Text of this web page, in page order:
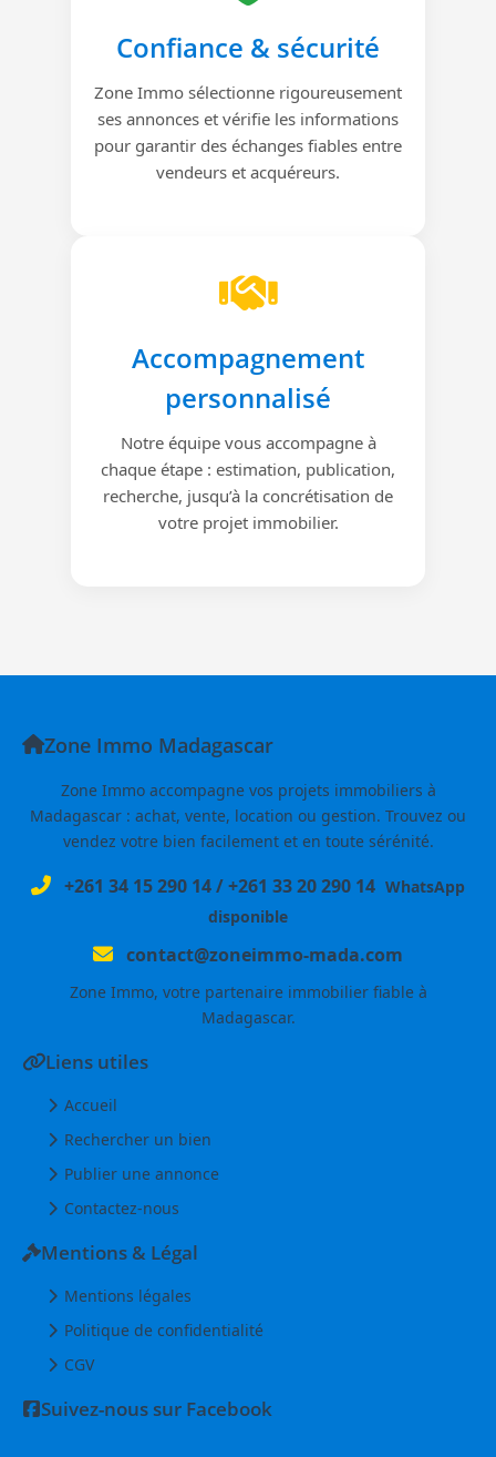
Confiance & sécurité
Zone Immo sélectionne rigoureusement
ses annonces et vérifie les informations
pour garantir des échanges fiables entre
vendeurs et acquéreurs.
Accompagnement
personnalisé
Notre équipe vous accompagne à
chaque étape : estimation, publication,
recherche, jusqu’à la concrétisation de
votre projet immobilier.
Zone Immo Madagascar
Zone Immo accompagne vos projets immobiliers à
Madagascar : achat, vente, location ou gestion. Trouvez ou
vendez votre bien facilement et en toute sérénité.
+261 34 15 290 14/+261 33 20 290 14 WhatsApp
disponible
contact@zoneimmo-mada.com
Zone Immo, votre partenaire immobilier fiable à
Madagascar.
Liens utiles
Accueil
Rechercher un bien
Publier une annonce
Contactez-nous
Mentions & Légal
Mentions légales
Politique de confidentialité
CGV
Suivez-nous sur Facebook